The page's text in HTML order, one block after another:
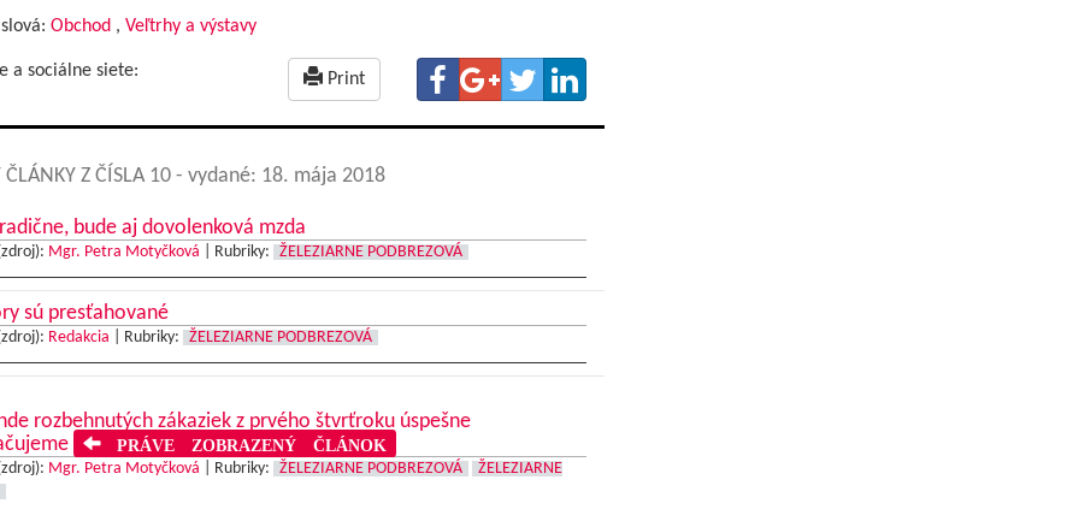
Obchod , Veľtrhy a výstavy
a sociálne siete: Print
ČLÁNKY Z ČÍSLA 10 - vydané: 18. mája 2018
bude aj dovolenková mzda
Mgr. Petra Motyčková Rubriky: ŽELEZIARNE PODBREZOVÁ
sú presťahované
Redakcia Rubriky: ŽELEZIARNE PODBREZOVÁ
rozbehnutých zákaziek z prvého štvrťroku úspešne
PRÁVE ZOBRAZENÝ ČLÁNOK
Mgr. Petra Motyčková Rubriky: ŽELEZIARNE PODBREZOVÁ ŽELEZIARNE